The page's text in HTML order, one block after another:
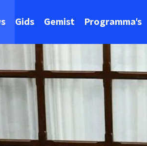
Gids Gemist Programma's